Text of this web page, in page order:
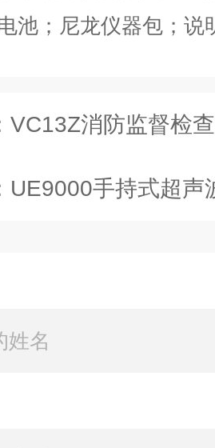
池；尼龙仪器包；说
VC13Z消防监督检查验
UE9000手持式超声